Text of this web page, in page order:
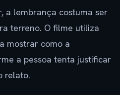
a lembrança costuma ser
terreno. O filme utiliza
mostrar como a
a pessoa tenta justificar
relato.